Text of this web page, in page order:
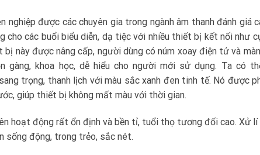
nghiệp được các chuyên gia trong ngành âm thanh đánh giá
các buổi biểu diễn, dạ tiệc với nhiều thiết bị kết nối như
này được nâng cấp, người dùng có núm xoay điện tử và
gàng, khoa học, dễ hiểu cho người mới sử dụng. Ta có
trọng, thanh lịch với màu sắc xanh đen tinh tế. Nó được
giúp thiết bị không mất màu với thời gian.
hoạt động rất ổn định và bền tỉ, tuổi thọ tương đối cao. Xử lí
sống động, trong trẻo, sắc nét.